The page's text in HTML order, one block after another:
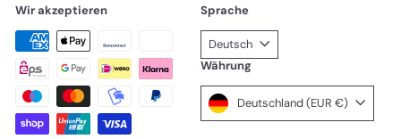
Wir akzeptieren Sprache
Deutsch
Währung
Deutschland (EUR €)